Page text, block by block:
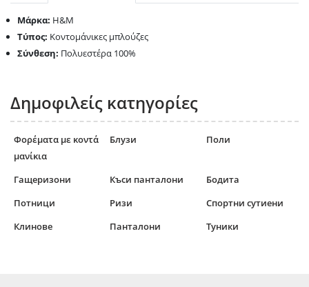
Μάρκα: H&M
Τύπος: Κοντομάνικες μπλούζες
Σύνθεση: Πολυεστέρα 100%
Δημοφιλείς κατηγορίες
Φορέματα με κοντά
μανίκια
Блузи Поли
Гащеризони Къси панталони
Бодита
Потници
Ризи
Спортни сутиени
Клинове
Панталони Туники